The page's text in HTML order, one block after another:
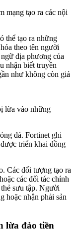
mạng tạo ra các nội
thể tạo ra những
theo tên người
địa phương của
nhận biết truyền
như không còn giá
lừa vào những
đá. Fortinet ghi
triển khai đồng
Các đối tượng tạo ra
các đối tác chính
sưu tập. Người
hoặc nhận phải sản
lừa đảo tiền